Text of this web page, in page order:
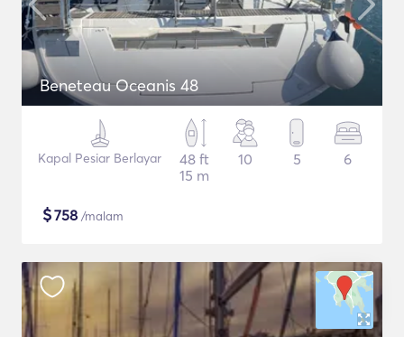
Beneteau Oceanis 48
Kapal Pesiar Berlayar
48 ft
15 m
10 5 6
$758 /malam